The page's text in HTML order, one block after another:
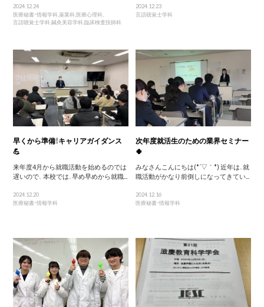
2024.12.24
医療秘書・情報学科,薬業科,医療心理科,
言語聴覚士学科,鍼灸美容学科,臨床検査技師科
2024.12.23
言語聴覚士学科
早くから準備！キャリアガイダンス
💪
来年度4月から就職活動を始めるのでは
遅いので、 本校では、早め早めから就職...
2024.12.20
医療秘書・情報学科
次年度就活生のための業界セミナー
🍀
みなさんこんにちは(*´▽｀*) 近年は、就
職活動がかなり前倒しになってきてい...
2024.12.16
医療秘書・情報学科